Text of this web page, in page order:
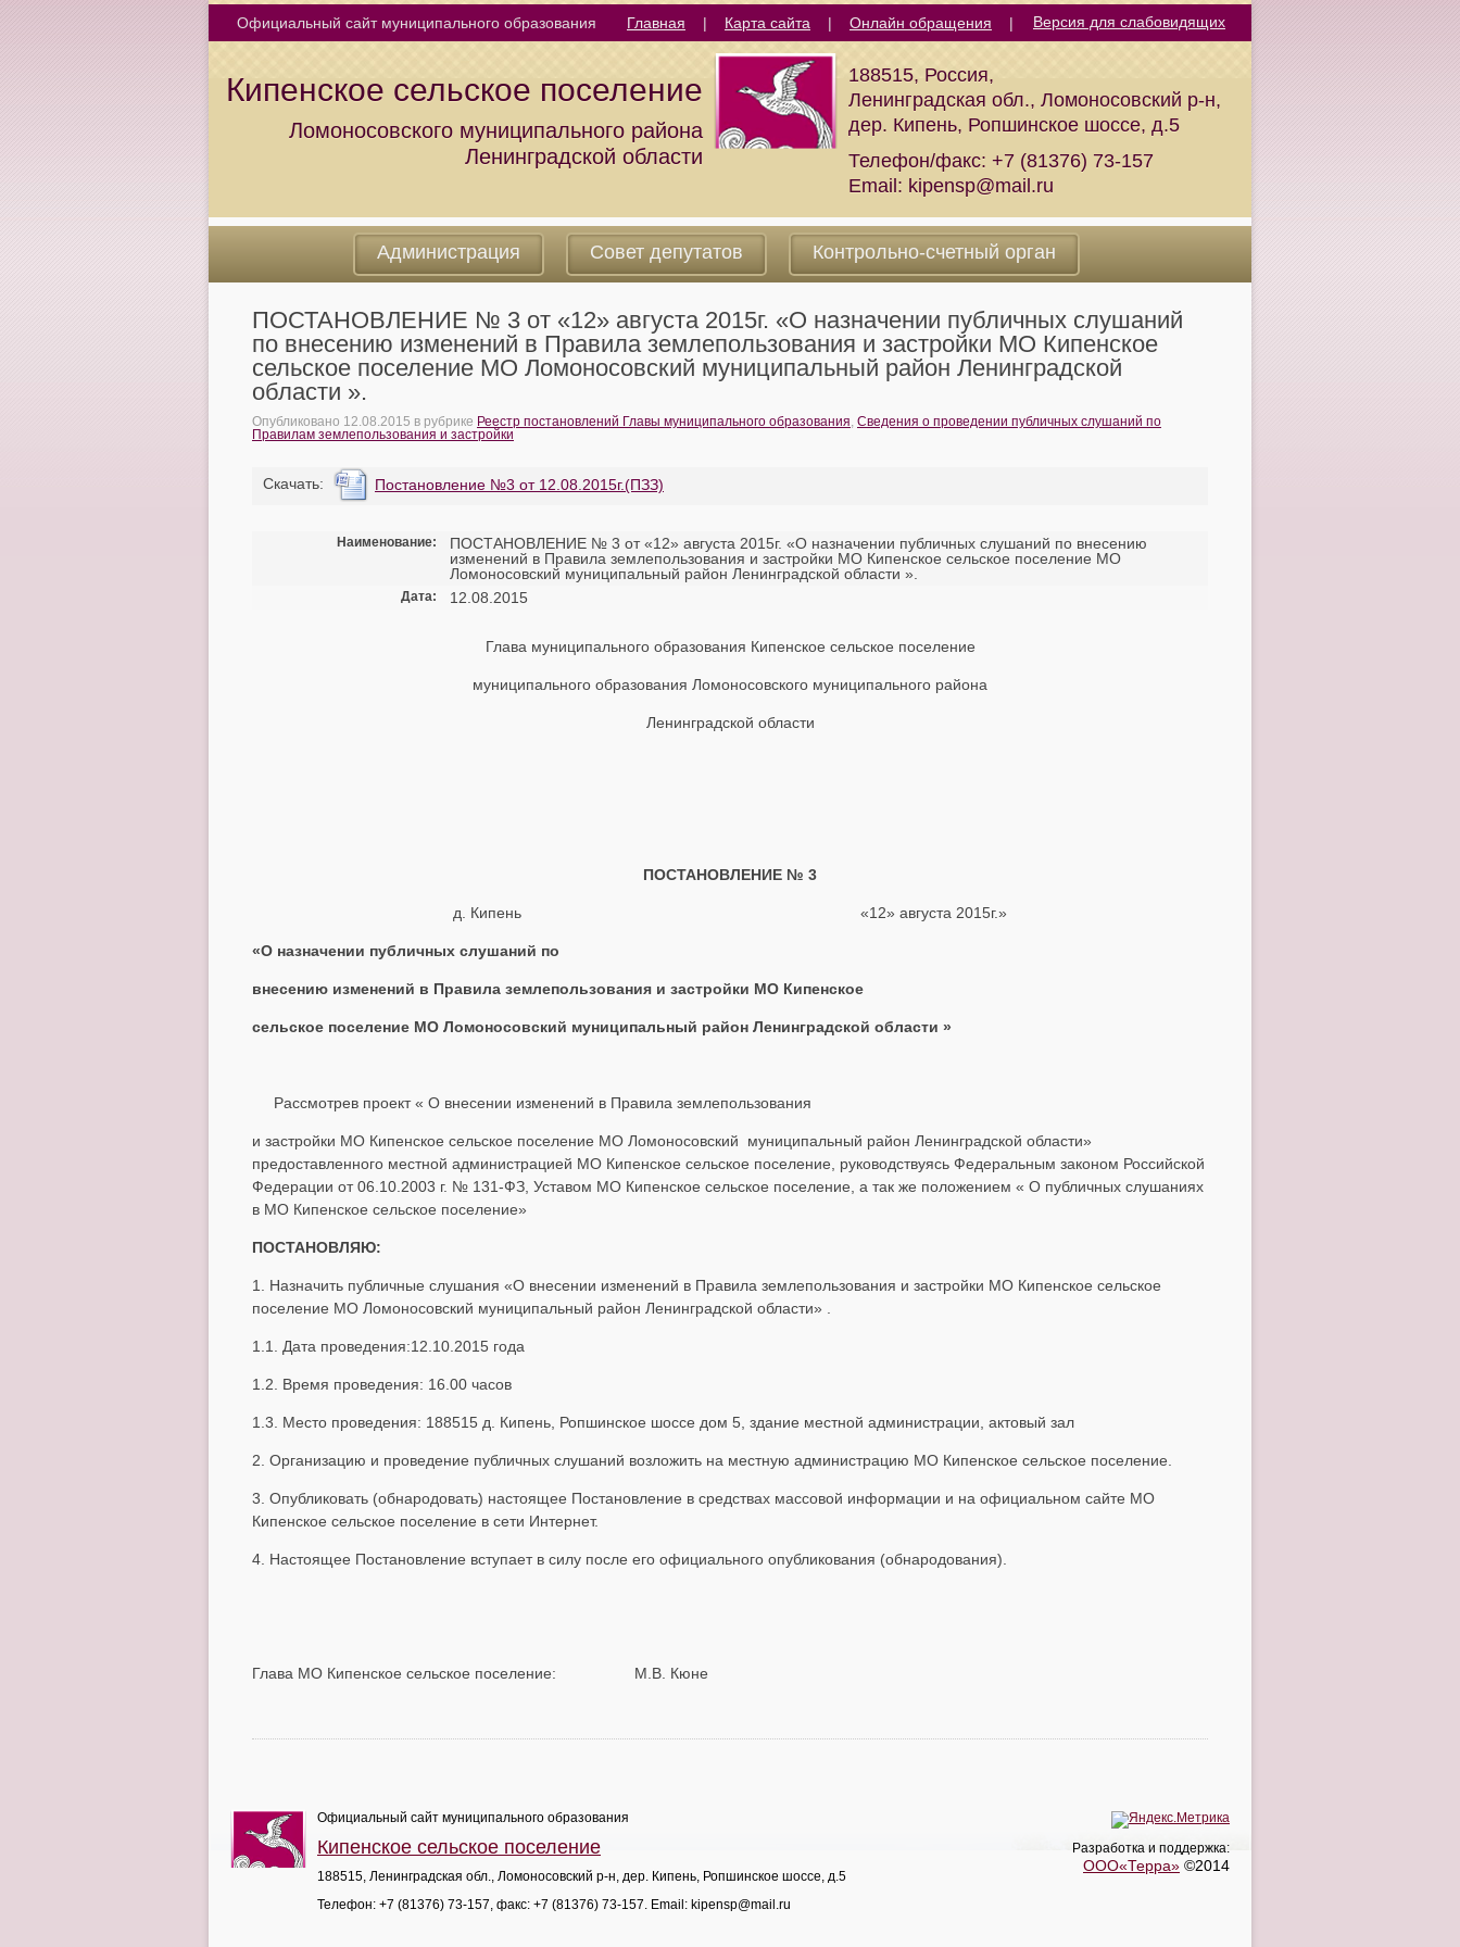
Официальный сайт муниципального образования Главная | Карта сайта | Онлайн обращения |
Кипенское сельское поселение
Ломоносовского муниципального района
Ленинградской области
188515, Россия,
Ленинградская обл., Ломоносовский р-н,
дер. Кипень, Ропшинское шоссе, д.5
Телефон/факс: +7 (81376) 73-157
Email: kipensp@mail.ru
Администрация Совет депутатов Контрольно-счетный орган
ПОСТАНОВЛЕНИЕ № 3 от «12» августа 2015г. «О назначении публичных слушаний
по внесению изменений в Правила землепользования и застройки МО Кипенское
сельское поселение МО Ломоносовский муниципальный район Ленинградской
области ».
Опубликовано 12.08.2015 в рубрике Реестр постановлений Главы муниципального образования, Сведения о проведении публичных слушаний по
Правилам землепользования и застройки
Cкачать: Постановление №3 от 12.08.2015г.(ПЗЗ)
Наименование:
ПОСТАНОВЛЕНИЕ № 3 от «12» августа 2015г. «О назначении публичных слушаний по внесению
изменений в Правила землепользования и застройки МО Кипенское сельское поселение МО
Ломоносовский муниципальный район Ленинградской области ».
Дата: 12.08.2015
Глава муниципального образования Кипенское сельское поселение
муниципального образования Ломоносовского муниципального района
Ленинградской области
ПОСТАНОВЛЕНИЕ № 3
д. Кипень «12» августа 2015г.»
«О назначении публичных слушаний по
внесению изменений в Правила землепользования и застройки МО Кипенское
сельское поселение МО Ломоносовский муниципальный район Ленинградской области »
Рассмотрев проект « О внесении изменений в Правила землепользования
и застройки МО Кипенское сельское поселение МО Ломоносовский муниципальный район Ленинградской области»
предоставленного местной администрацией МО Кипенское сельское поселение, руководствуясь Федеральным законом Российской
Федерации от 06.10.2003 г. № 131-ФЗ, Уставом МО Кипенское сельское поселение, а так же положением « О публичных слушаниях
в МО Кипенское сельское поселение»
ПОСТАНОВЛЯЮ:
1. Назначить публичные слушания «О внесении изменений в Правила землепользования и застройки МО Кипенское сельское
поселение МО Ломоносовский муниципальный район Ленинградской области» .
1.1. Дата проведения:12.10.2015 года
1.2. Время проведения: 16.00 часов
1.3. Место проведения: 188515 д. Кипень, Ропшинское шоссе дом 5, здание местной администрации, актовый зал
2. Организацию и проведение публичных слушаний возложить на местную администрацию МО Кипенское сельское поселение.
3. Опубликовать (обнародовать) настоящее Постановление в средствах массовой информации и на официальном сайте МО
Кипенское сельское поселение в сети Интернет.
4. Настоящее Постановление вступает в силу после его официального опубликования (обнародования).
Глава МО Кипенское сельское поселение: М.В. Кюне
Официальный сайт муниципального образования
Кипенское сельское поселение
188515, Ленинградская обл., Ломоносовский р-н, дер. Кипень, Ропшинское шоссе, д.5
Телефон: +7 (81376) 73-157, факс: +7 (81376) 73-157. Email: kipensp@mail.ru
Разработка и поддержка:
ООО«Терра» ©2014